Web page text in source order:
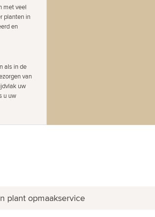
met veel
planten in
en
als in de
van
uw
u uw
plant opmaakservice